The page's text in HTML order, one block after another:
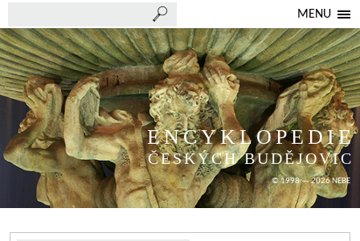
MENU
ENCYKLOPEDIE
ČESKÝCH BUDĚJOVIC
© 1998 — 2026 NEBE